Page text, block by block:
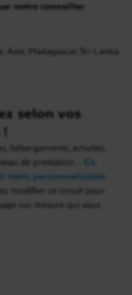
notre conseiller
Asie, Madagascar, Sri Lanka
selon vos
hébergements, activités,
de prestation…
Ce
100% personnalisable
modifier ce circuit pour
sur mesure qui vous